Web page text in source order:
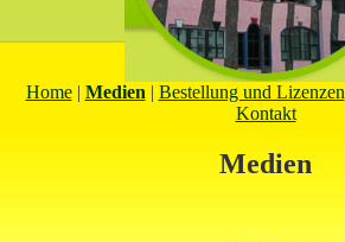
Home| Medien | Bestellung und Lizenzen
Kontakt
Medien